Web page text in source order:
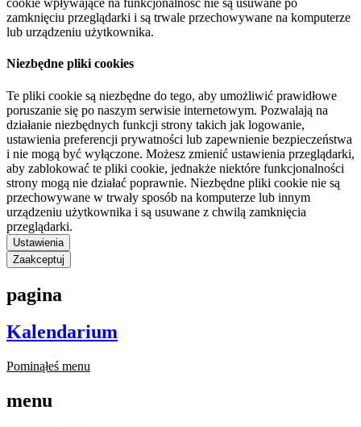
cookie wpływające na funkcjonalność nie są usuwane po
zamknięciu przeglądarki i są trwale przechowywane na komputerze
lub urządzeniu użytkownika.
Niezbędne pliki cookies
Te pliki cookie są niezbędne do tego, aby umożliwić prawidłowe
poruszanie się po naszym serwisie internetowym. Pozwalają na
działanie niezbędnych funkcji strony takich jak logowanie,
ustawienia preferencji prywatności lub zapewnienie bezpieczeństwa
i nie mogą być wyłączone. Możesz zmienić ustawienia przeglądarki,
aby zablokować te pliki cookie, jednakże niektóre funkcjonalności
strony mogą nie działać poprawnie. Niezbędne pliki cookie nie są
przechowywane w trwały sposób na komputerze lub innym
urządzeniu użytkownika i są usuwane z chwilą zamknięcia
przeglądarki.
Ustawienia
Zaakceptuj
pagina
Kalendarium
Pominąłeś menu
menu